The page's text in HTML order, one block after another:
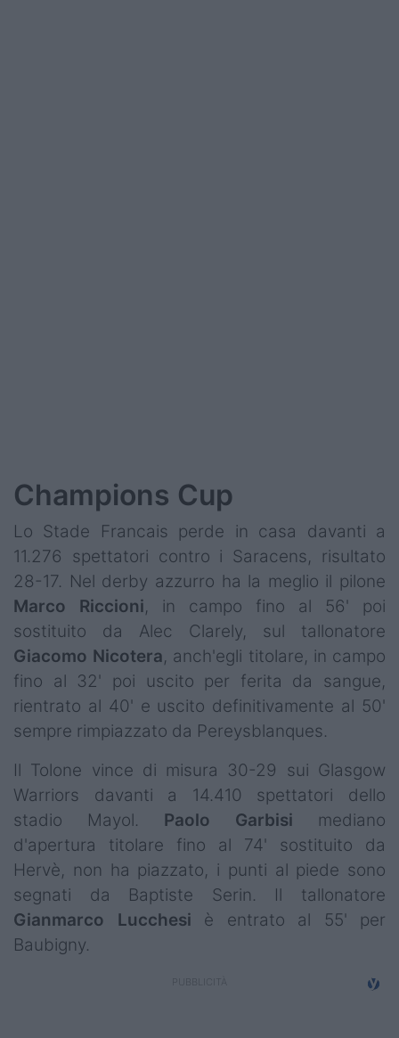
Champions Cup
Lo Stade Francais perde in casa davanti a
11.276 spettatori contro i Saracens, risultato
28-17. Nel derby azzurro ha la meglio il pilone
Marco
Riccioni, in campo fino al 56' poi
sostituito da Alec Clarely, sul tallonatore
Giacomo Nicotera, anch'egli titolare, in campo
fino al 32' poi uscito per ferita da sangue,
rientrato al 40' e uscito definitivamente al 50'
sempre rimpiazzato da Pereysblanques.
Il Tolone vince di misura 30-29 sui Glasgow
Warriors davanti a 14.410 spettatori dello
stadio Mayol. Paolo Garbisi mediano
d'apertura titolare fino al 74' sostituito da
Hervè, non ha piazzato, i punti al piede sono
segnati da Baptiste Serin. Il tallonatore
Gianmarco
Lucchesi è entrato al 55' per
Baubigny.